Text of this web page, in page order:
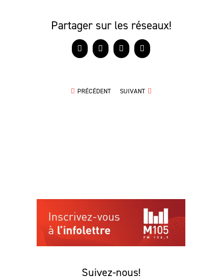
Partager sur les réseaux!
Facebook
X LinkedInCourriel
PRÉCÉDENT SUIVANT
Suivez-nous!